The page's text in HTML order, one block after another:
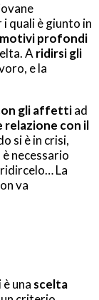
i quali è giunto in
motivi profondi
A ridirsi gli
e la
gli affettiad
relazione con il
si è in crisi,
necessario
La
va
una scelta